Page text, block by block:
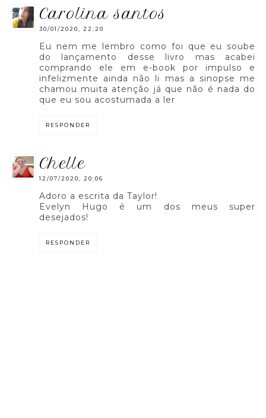
carolina santos
30/01/2020, 22:20
Eu nem me lembro como foi que eu soube
do lançamento desse livro mas acabei
comprando ele em e-book por impulso e
infelizmente ainda não li mas a sinopse me
chamou muita atenção já que não é nada do
que eu sou acostumada a ler
RESPONDER
chelle
12/07/2020, 20:06
Adoro a escrita da Taylor!
Evelyn Hugo é um dos meus super
desejados!
RESPONDER